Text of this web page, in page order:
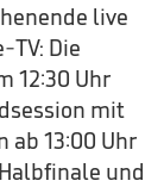
live
TV: Die
12:30 Uhr
mit
ab 13:00 Uhr
und